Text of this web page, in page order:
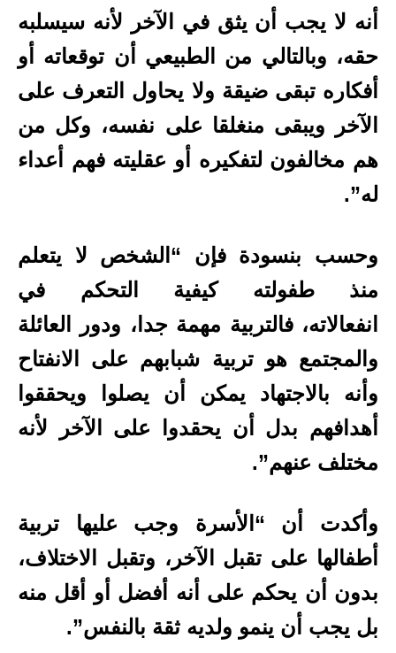
أنه لا يجب أن يثق في الآخر لأنه سيسلبه
حقه، وبالتالي من الطبيعي أن توقعاته أو
أفكاره تبقى ضيقة ولا يحاول التعرف على
الآخر ويبقى منغلقا على نفسه، وكل من
هم مخالفون لتفكيره أو عقليته فهم أعداء
له”.
وحسب بنسودة فإن “الشخص لا يتعلم
منذ طفولته كيفية التحكم في
انفعالاته، فالتربية مهمة جدا، ودور العائلة
والمجتمع هو تربية شبابهم على الانفتاح
وأنه بالاجتهاد يمكن أن يصلوا ويحققوا
أهدافهم بدل أن يحقدوا على الآخر لأنه
مختلف عنهم”.
وأكدت أن “الأسرة وجب عليها تربية
أطفالها على تقبل الآخر، وتقبل الاختلاف،
بدون أن يحكم على أنه أفضل أو أقل منه
بل يجب أن ينمو ولديه ثقة بالنفس”.